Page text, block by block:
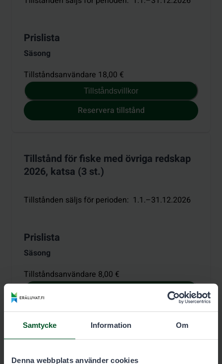
Samtycke Information Om
Denna webbplats använder cookies
Prislista
Säsong
Tillståndsanvändare 18,00 €
Tillståndsvillkor
Reservera tillstånd
Tillstånd för fiske med övriga redskap
2026, katsa (3 st.)
Tillstånden säljs för perioden: 1.1.–31.12.2026
Prislista
Säsong
Tillståndsanvändare 8,00 €
Reservera tillstånd